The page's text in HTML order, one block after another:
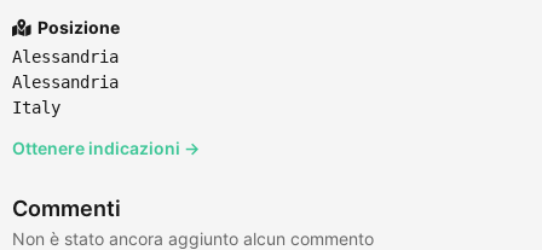
Posizione
Alessandria
Alessandria
Italy
Ottenere indicazioni →
Commenti
Non è stato ancora aggiunto alcun commento